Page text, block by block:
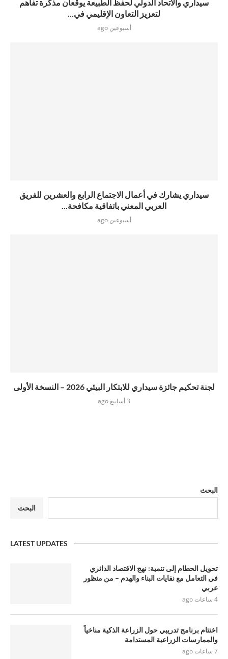
سيداري والاتحاد الدولي لحفظ الطبيعة يوقعان مذكرة تفاهم
لتعزيز التعاون الإقليمي في...
أسبوعين ago
سيداري يشارك في أعمال الاجتماع الرابع والعشرين للفريق
العربي المعني باتفاقية مكافحة...
أسبوعين ago
لجنة تحكيم جائزة سيداري للابتكار البيئي 2026 – النسخة الأولى
3 أسابيع ago
البحث
البحث
LATEST UPDATES
تحويل الحطام إلى تنمية: نهج الاقتصاد الدائري
في التعامل مع نفايات البناء والهدم – من منظور
عربي
4 ساعات ago
اختتام برنامج تدريبي حول الزراعة الذكية مناخياً
والممارسات الزراعية المستدامة
7 ساعات ago